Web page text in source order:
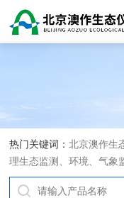
热门关键词：北京澳作生
理生态监测、环境、气象
和系统集成的专业公司